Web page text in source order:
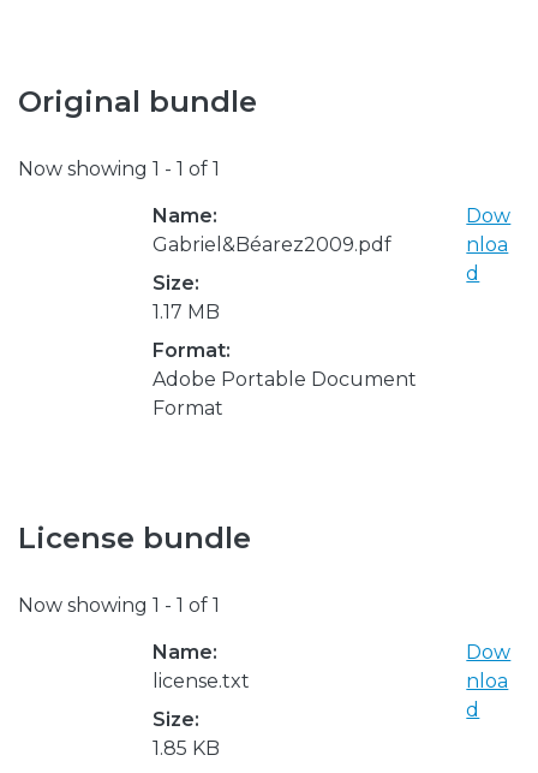
Original bundle
Now showing 1 - 1 of 1
Name:
Gabriel&Béarez2009.pdf
Size:
1.17 MB
Format:
Adobe Portable Document
Format
Dow
nloa
d
License bundle
Now showing 1 - 1 of 1
Name:
license.txt
Size:
1.85 KB
Dow
nloa
d